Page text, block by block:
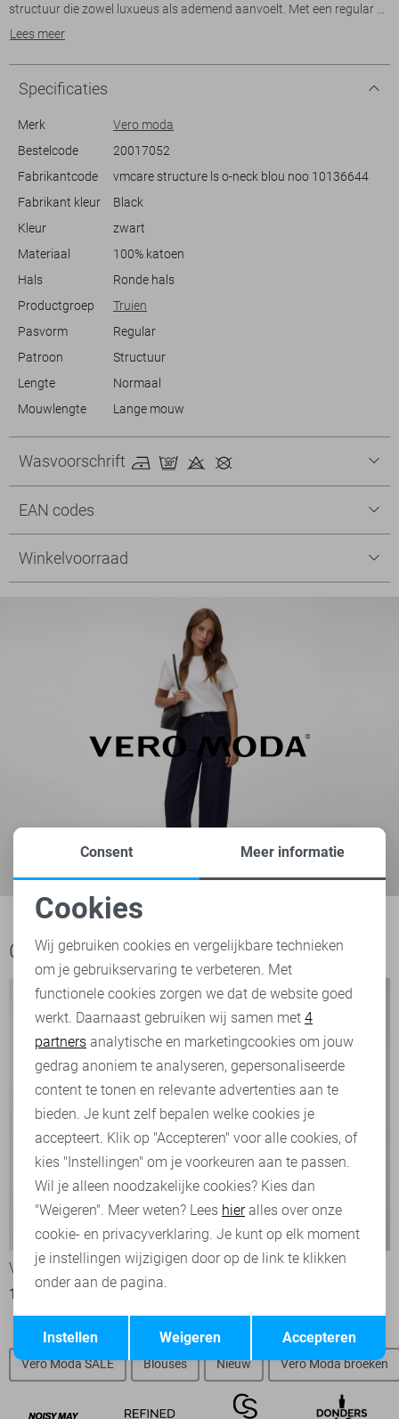
structuur die zowel luxueus als ademend aanvoelt. Met een regular fit
past hij gemakkelijk bij elke lichaamstype zonder in te boeten op stijl.
voor zowel koele als iets warmere dagen. Het subtiele
structuurpatroon geeft net dat beetje extra, waardoor je er zowel
casual als chic uitziet.
ontspannen weekend, is deze Vero Moda trui een veelzijdige keuze.
Combineer hem met een strakke jeans voor een casual look, of draag
hem met een rok en laarsjes voor een meer geklede uitstraling. De
blijvende favoriet in je garderobe. Of je nu thuis bent of de deur
uitgaat, met deze trui voel je je altijd goed gekleed.
Lees meer
Specificaties
Merk
Vero moda
Bestelcode
20017052
Fabrikantcode
vmcare structure ls o-neck blou noo 10136644
Fabrikant kleur
Black
Kleur
zwart
Materiaal
100% katoen
Hals
Ronde hals
Productgroep
Truien
Pasvorm
Regular
Patroon
Structuur
Lengte
Normaal
Mouwlengte
Lange mouw
Wasvoorschrift
EAN codes
Winkelvoorraad
Ook het bekijken waard
-50%
Vero Moda Trui
15,00
-20%
Vila Trui
Vero Moda SALE Blouses Nieuw Vero Moda broeken
Noodzakelijke cookies
Personalisatie cookies
Analytische cookies
Marketing cookies
Terug Opslaan
Consent Meer informatie
Cookies
Wij gebruiken cookies en vergelijkbare technieken
om je gebruikservaring te verbeteren. Met
functionele cookies zorgen we dat de website goed
werkt. Daarnaast gebruiken wij samen met 4
partners analytische en marketingcookies om jouw
gedrag anoniem te analyseren, gepersonaliseerde
content te tonen en relevante advertenties aan te
bieden. Je kunt zelf bepalen welke cookies je
accepteert. Klik op "Accepteren" voor alle cookies, of
kies "Instellingen" om je voorkeuren aan te passen.
Wil je alleen noodzakelijke cookies? Kies dan
"Weigeren". Meer weten? Lees hieralles over onze
cookie- en privacyverklaring. Je kunt op elk moment
je instellingen wijzigigen door op de link te klikken
onder aan de pagina.
Accepteren
Weigeren
Instellen